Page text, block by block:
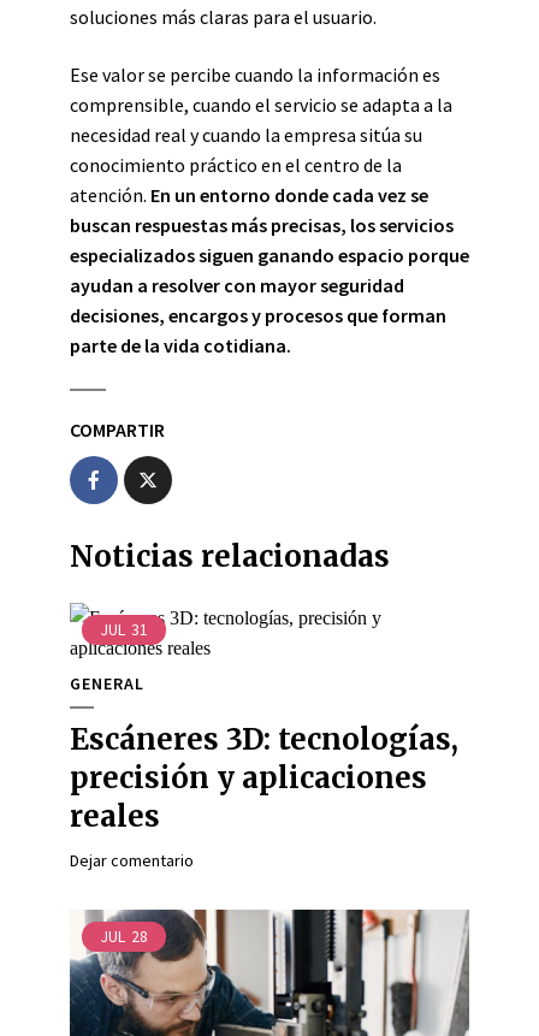
soluciones más claras para el usuario.
Ese valor se percibe cuando la información es
comprensible, cuando el servicio se adapta a la
necesidad real y cuando la empresa sitúa su
conocimiento práctico en el centro de la
atención. En un entorno donde cada vez se
buscan respuestas más precisas, los servicios
especializados siguen ganando espacio porque
ayudan a resolver con mayor seguridad
decisiones, encargos y procesos que forman
parte de la vida cotidiana.
COMPARTIR
Noticias relacionadas
JUL 31
GENERAL
Escáneres 3D: tecnologías,
precisión y aplicaciones
reales
Dejar comentario
JUL 28